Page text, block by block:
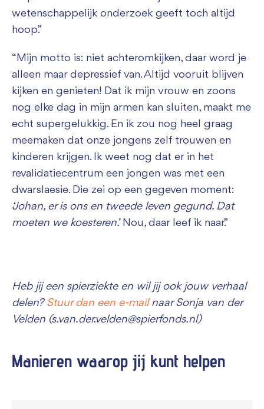
wetenschappelijk onderzoek geeft toch altijd
hoop.”
“Mijn motto is: niet achteromkijken, daar word je
alleen maar depressief van. Altijd vooruit blijven
kijken en genieten! Dat ik mijn vrouw en zoons
nog elke dag in mijn armen kan sluiten, maakt me
echt supergelukkig. En ik zou nog heel graag
meemaken dat onze jongens zelf trouwen en
kinderen krijgen. Ik weet nog dat er in het
revalidatiecentrum een jongen was met een
dwarslaesie. Die zei op een gegeven moment:
‘Johan, er is ons en tweede leven gegund. Dat
moeten we koesteren.’Nou, daar leef ik naar.”
Heb jij een spierziekte en wil jij ook jouw verhaal
delen? Stuur dan een e-mailnaar Sonja van der
Velden (s.van.der.velden@spierfonds.nl)
Manieren waarop jij kunt helpen